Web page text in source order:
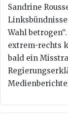
Sandrine
Wahl
extrem-rechts
bald ein